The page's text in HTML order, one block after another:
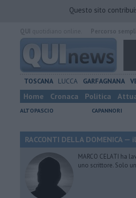
Questo sito
TOSCANA LUCCA GARFAGNANA
Home Cronaca Politica
ALTOPASCIO CAPANNORI
RACCONTI DELLA DOMENICA
MARCO CELATI ha
uno scrittore. Solo